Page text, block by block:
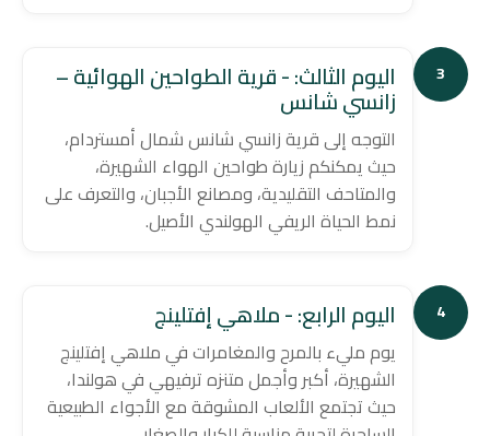
3 اليوم الثالث: - قرية الطواحين الهوائية –
زانسي شانس
التوجه إلى قرية زانسي شانس شمال أمستردام،
حيث يمكنكم زيارة طواحين الهواء الشهيرة،
والمتاحف التقليدية، ومصانع الأجبان، والتعرف على
نمط الحياة الريفي الهولندي الأصيل.
4 اليوم الرابع: - ملاهي إفتلينج
يوم مليء بالمرح والمغامرات في ملاهي إفتلينج
الشهيرة، أكبر وأجمل متنزه ترفيهي في هولندا،
حيث تجتمع الألعاب المشوقة مع الأجواء الطبيعية